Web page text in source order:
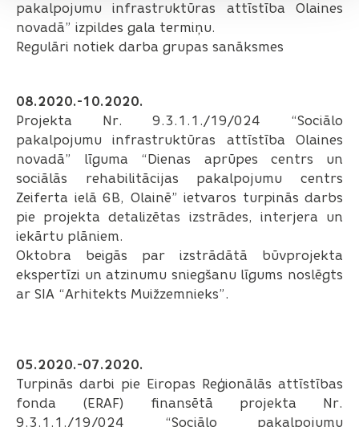
pakalpojumu infrastruktūras attīstība Olaines
novadā” izpildes gala termiņu.
Regulāri notiek darba grupas sanāksmes
08.2020.-10.2020.
Projekta Nr. 9.3.1.1./19/024 “Sociālo
pakalpojumu infrastruktūras attīstība Olaines
novadā” līguma “Dienas aprūpes centrs un
sociālās rehabilitācijas pakalpojumu centrs
Zeiferta ielā 6B, Olainē” ietvaros turpinās darbs
pie projekta detalizētas izstrādes, interjera un
iekārtu plāniem.
Oktobra beigās par izstrādātā būvprojekta
ekspertīzi un atzinumu sniegšanu līgums noslēgts
ar SIA “Arhitekts Muižzemnieks”.
05.2020.-07.2020.
Turpinās darbi pie Eiropas Reģionālās attīstības
fonda (ERAF) finansētā projekta Nr.
9.3.1.1./19/024 “Sociālo pakalpojumu